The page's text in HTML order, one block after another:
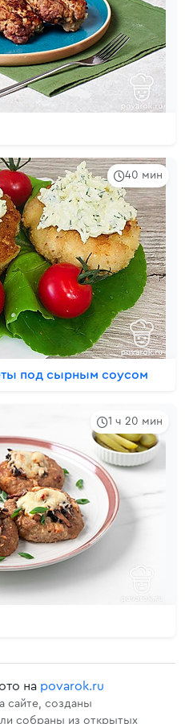
40 мин
под сырным соусом
1 ч 20 мин
на povarok.ru
сайте, созданы
собраны из открытых